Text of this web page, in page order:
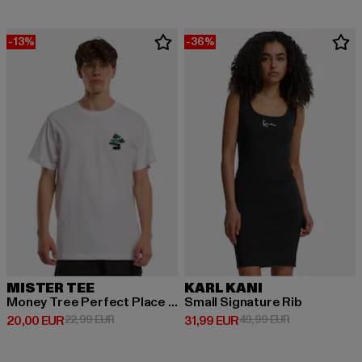
-13%
MISTER TEE
Money Tree Perfect Place For Shade Tee
20,00 EUR
Derzeitiger Preis: 20,00 EUR
22,99 EURAktionspreis: 22,99 EUR
-36%
KARL KANI
Small Signature Rib
31,99 EUR
Derzeitiger Preis: 31,99 EUR
49,99 EURAktionspreis: